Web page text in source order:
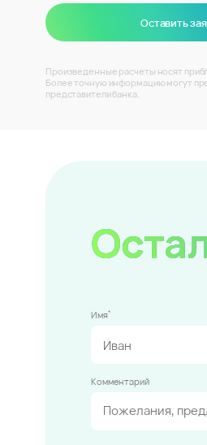
Оставить
Произведенные расчеты носят
Более точную информацию могут
представители банка.
Имя*
Комментарий